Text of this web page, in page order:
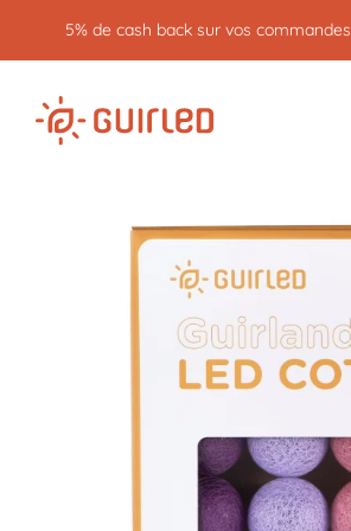
5% de cash back sur vos commandes